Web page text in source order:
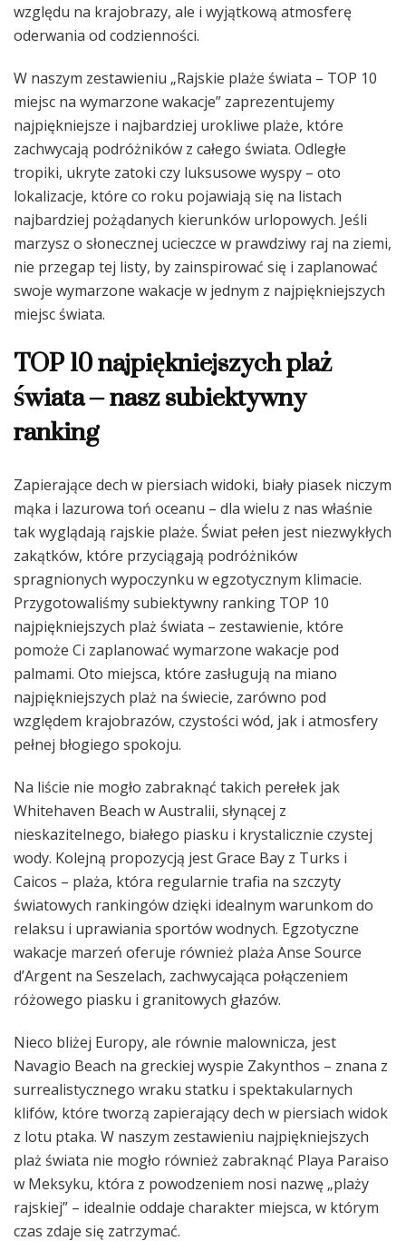
względu na krajobrazy, ale i wyjątkową atmosferę
oderwania od codzienności.
W naszym zestawieniu „Rajskie plaże świata – TOP 10
miejsc na wymarzone wakacje” zaprezentujemy
najpiękniejsze i najbardziej urokliwe plaże, które
zachwycają podróżników z całego świata. Odległe
tropiki, ukryte zatoki czy luksusowe wyspy – oto
lokalizacje, które co roku pojawiają się na listach
najbardziej pożądanych kierunków urlopowych. Jeśli
marzysz o słonecznej ucieczce w prawdziwy raj na ziemi,
nie przegap tej listy, by zainspirować się i zaplanować
swoje wymarzone wakacje w jednym z najpiękniejszych
miejsc świata.
TOP 10 najpiękniejszych plaż
świata – nasz subiektywny
ranking
Zapierające dech w piersiach widoki, biały piasek niczym
mąka i lazurowa toń oceanu – dla wielu z nas właśnie
tak wyglądają rajskie plaże. Świat pełen jest niezwykłych
zakątków, które przyciągają podróżników
spragnionych wypoczynku w egzotycznym klimacie.
Przygotowaliśmy subiektywny ranking TOP 10
najpiękniejszych plaż świata – zestawienie, które
pomoże Ci zaplanować wymarzone wakacje pod
palmami. Oto miejsca, które zasługują na miano
najpiękniejszych plaż na świecie, zarówno pod
względem krajobrazów, czystości wód, jak i atmosfery
pełnej błogiego spokoju.
Na liście nie mogło zabraknąć takich perełek jak
Whitehaven Beach w Australii, słynącej z
nieskazitelnego, białego piasku i krystalicznie czystej
wody. Kolejną propozycją jest Grace Bay z Turks i
Caicos – plaża, która regularnie trafia na szczyty
światowych rankingów dzięki idealnym warunkom do
relaksu i uprawiania sportów wodnych. Egzotyczne
wakacje marzeń oferuje również plaża Anse Source
d’Argent na Seszelach, zachwycająca połączeniem
różowego piasku i granitowych głazów.
Nieco bliżej Europy, ale równie malownicza, jest
Navagio Beach na greckiej wyspie Zakynthos – znana z
surrealistycznego wraku statku i spektakularnych
klifów, które tworzą zapierający dech w piersiach widok
z lotu ptaka. W naszym zestawieniu najpiękniejszych
plaż świata nie mogło również zabraknąć Playa Paraiso
w Meksyku, która z powodzeniem nosi nazwę „plaży
rajskiej” – idealnie oddaje charakter miejsca, w którym
czas zdaje się zatrzymać.